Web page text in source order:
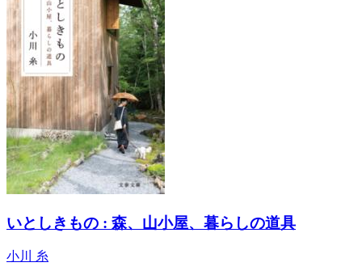
いとしきもの : 森、山小屋、暮らしの道具
小川 糸